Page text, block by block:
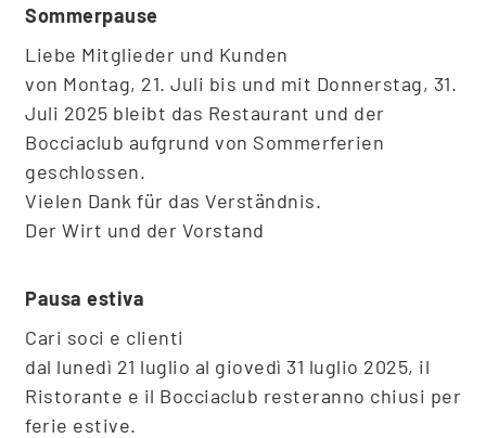
Sommerpause
Liebe Mitglieder und Kunden
von Montag, 21. Juli bis und mit Donnerstag, 31.
Juli 2025 bleibt das Restaurant und der
Bocciaclub aufgrund von Sommerferien
geschlossen.
Vielen Dank für das Verständnis.
Der Wirt und der Vorstand
Pausa estiva
Cari soci e clienti
dal lunedì 21 luglio al giovedì 31 luglio 2025, il
Ristorante e il Bocciaclub resteranno chiusi per
ferie estive.